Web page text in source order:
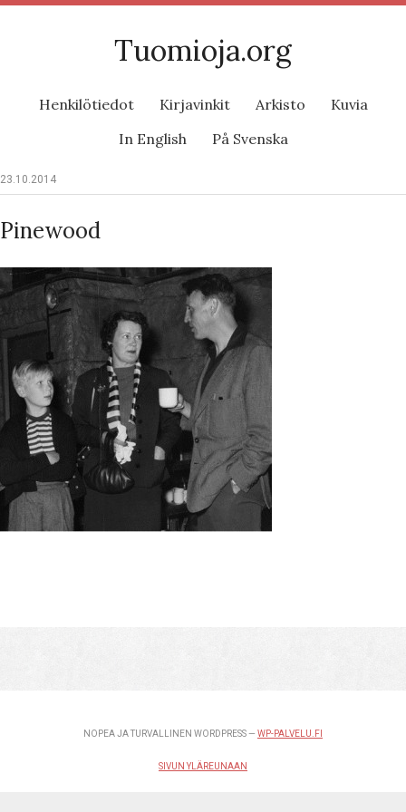
Tuomioja.org
Henkilötiedot Kirjavinkit Arkisto
Kuvia
In English
På Svenska
23.10.2014
Pinewood
NOPEA JA TURVALLINEN WORDPRESS — WP-PALVELU.FI
SIVUN YLÄREUNAAN